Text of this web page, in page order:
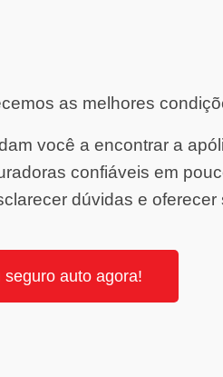
as melhores
você a encontrar a
confiáveis em
dúvidas e
seguro auto agora!